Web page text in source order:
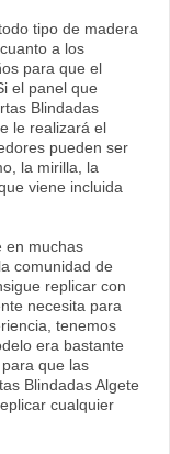
tipo de madera
a los
para que el
el panel que
Blindadas
le realizará el
pueden ser
la mirilla, la
viene incluida
en muchas
comunidad de
replicar con
necesita para
tenemos
era bastante
que las
Blindadas Algete
cualquier